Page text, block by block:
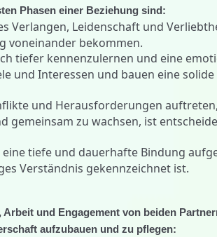
Phasen einer Beziehung sind:
Verlangen, Leidenschaft und
voneinander bekommen.
tiefer kennenzulernen und eine
und Interessen und bauen eine
und Herausforderungen
gemeinsam zu wachsen, ist
eine tiefe und dauerhafte Bindung
Verständnis gekennzeichnet ist.
und Engagement von beiden
aufzubauen und zu pflegen: